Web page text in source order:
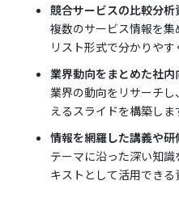
競合サービスの比較分析
複数のサービス情報を
リスト形式で分かりやす
業界動向をまとめた社
業界の動向をリサーチ
えるスライドを構築しま
情報を網羅した講義や研
テーマに沿った深い知
キストとして活用できる